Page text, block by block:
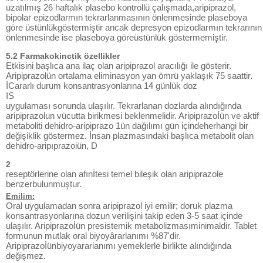
uzatılmış 26 haftalık plasebo kontrollü çalışmada,aripiprazol,
bipolar epizodlarmın tekrarlanmasının önlenmesinde plaseboya
göre üstünlükgöstermiştir ancak depresyon epizodlarmın tekrarının
önlenmesinde ise plaseboya göreüstünlük göstermemiştir.
5.2 Farmakokinctik özellikler
Etkisini başlıca ana ilaç olan aripiprazol aracılığı ile gösterir.
Aripiprazolün ortalama eliminasyon yan ömrü yaklaşık 75 saattir.
İCararlı durum konsantrasyonlarına 14 günlük doz
IS
uygulaması sonunda ulaşılır. Tekrarlanan dozlarda alındığında
aripiprazolun vücutta birikmesi beklenmelidir. Aripiprazoİün ve aktif
metaboliti dehidro-aripiprazo 1ün dağılımı gün içindeherhangi bir
değişiklik göstermez. İnsan plazmasındaki başlıca metabolit olan
dehidro-aripıprazoiün, D
2
reseptörlerine olan afınİtesi temel bileşik olan aripiprazole
benzerbulunmuştur.
Emilim:
Oral uygulamadan sonra aripiprazol iyi emilir; doruk plazma
konsantrasyonlarına dozun verilişini takip eden 3-5 saat içinde
ulaşılır. Aripiprazoİün presistemik metabolizmasıminimaldir. Tablet
formunun mutlak oral biyoyârarlanımı %87'dir.
Aripiprazoİünbiyoyararianımı yemeklerle birlikte alındığında
değişmez.